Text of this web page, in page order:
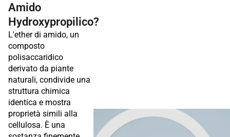
Amido
Hydroxypropilico?
L'ether di amido, un
composto
polisaccaridico
derivato da piante
naturali, condivide una
struttura chimica
identica e mostra
proprietà simili alla
cellulosa. È una